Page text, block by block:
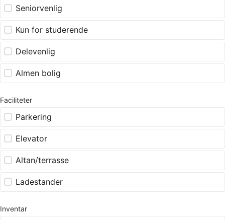
Seniorvenlig
Kun for studerende
Delevenlig
Almen bolig
Faciliteter
Parkering
Elevator
Altan/terrasse
Ladestander
Inventar